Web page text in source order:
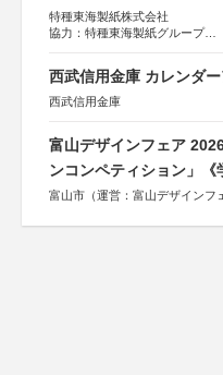
特種東海製紙株式会社
協力：特種東海製紙グループ
西武信用金庫 カレンダ
西武信用金庫
富山デザインフェア
ンコンペティション」《
富山市（運営：富山デザインフ